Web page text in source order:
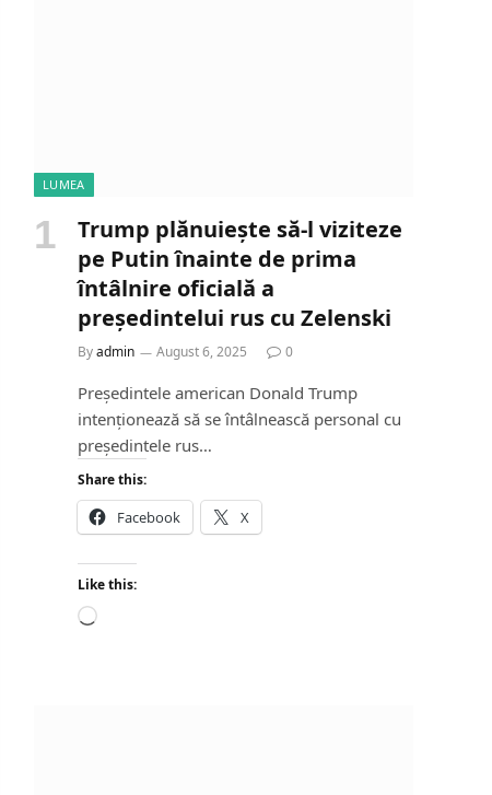
LUMEA
Trump plănuiește să-l viziteze
pe Putin înainte de prima
întâlnire oficială a
președintelui rus cu Zelenski
Byadmin August 6, 2025 0
Președintele american Donald Trump
intenționează să se întâlnească personal cu
președintele rus…
Share this:
Facebook X
Like this:
L